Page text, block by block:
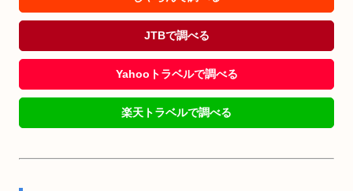
JTBで調べる
Yahooトラベルで調べる
楽天トラベルで調べる